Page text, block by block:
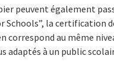
peuvent également
Schools”, la certification
au même
adaptés à un public